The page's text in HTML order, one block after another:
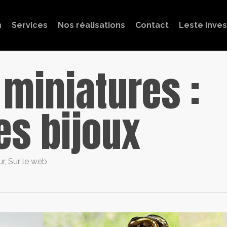
Services Nos réalisations Contact Leste
:
bijoux
, Sur le web